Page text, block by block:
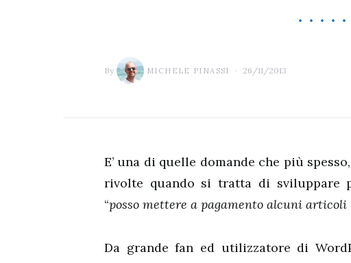
By MICHELE PINASSI 26/11/2013
E’ una di quelle domande che più
rivolte quando si tratta di sviluppare
“posso mettere a pagamento alcuni articoli
Da grande fan ed utilizzatore di